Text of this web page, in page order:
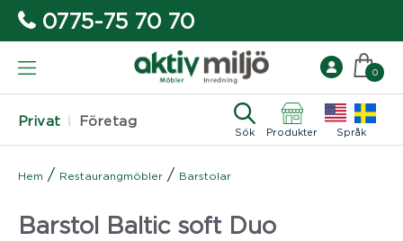
0775-75 70 70
Privat Företag
Sök Produkter Språk
0
Hem / Restaurangmöbler / Barstolar
Barstol Baltic soft Duo